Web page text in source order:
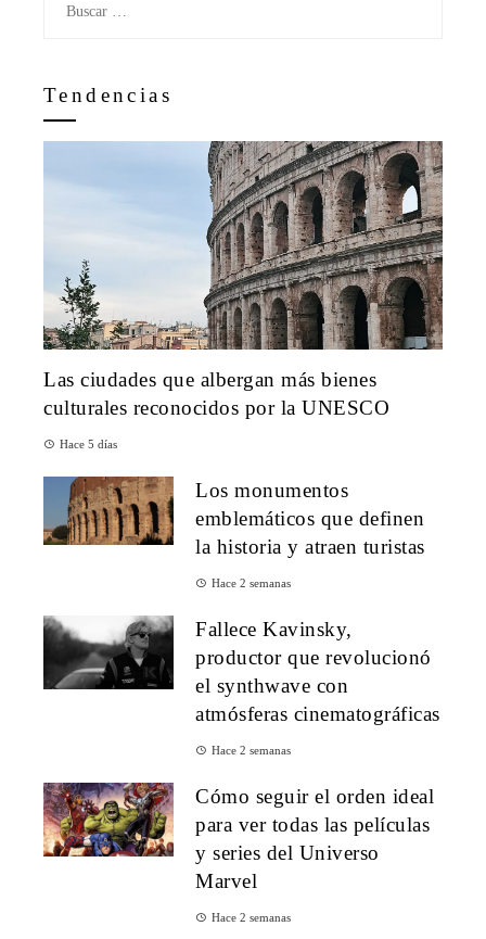
Tendencias
Las ciudades que albergan más bienes
culturales reconocidos por la UNESCO
Hace 5 días
Los monumentos
emblemáticos que definen
la historia y atraen turistas
Hace 2 semanas
Fallece Kavinsky,
productor que revolucionó
el synthwave con
atmósferas cinematográficas
Hace 2 semanas
Cómo seguir el orden ideal
para ver todas las películas
y series del Universo
Marvel
Hace 2 semanas